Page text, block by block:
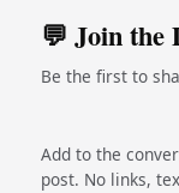
💬 Join the
Be the first to
Add to the
post. No links,